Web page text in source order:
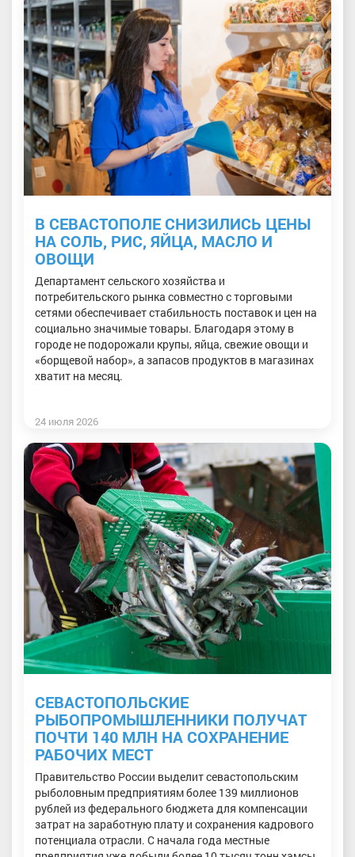
В СЕВАСТОПОЛЕ СНИЗИЛИСЬ ЦЕНЫ
НА СОЛЬ, РИС, ЯЙЦА, МАСЛО И
ОВОЩИ
Департамент сельского хозяйства и
потребительского рынка совместно с торговыми
сетями обеспечивает стабильность поставок и цен на
социально значимые товары. Благодаря этому в
городе не подорожали крупы, яйца, свежие овощи и
«борщевой набор», а запасов продуктов в магазинах
хватит на месяц.
24 июля 2026
СЕВАСТОПОЛЬСКИЕ
РЫБОПРОМЫШЛЕННИКИ ПОЛУЧАТ
ПОЧТИ 140 МЛН НА СОХРАНЕНИЕ
РАБОЧИХ МЕСТ
Правительство России выделит севастопольским
рыболовным предприятиям более 139 миллионов
рублей из федерального бюджета для компенсации
затрат на заработную плату и сохранения кадрового
потенциала отрасли. С начала года местные